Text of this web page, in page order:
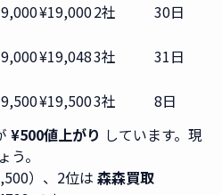
¥19,0002社
30日
¥19,0483社
31日
¥19,5003社
8日
¥500値上がり しています。現
。
）、2位は 森森買取